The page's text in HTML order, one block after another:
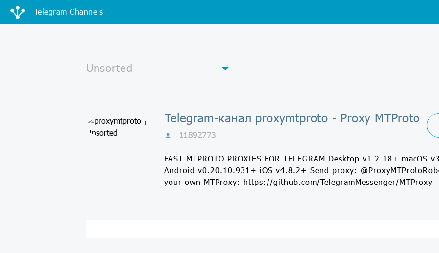
Telegram Channels
Telegram-канал proxymtproto - Proxy MTProto
11892773
FAST MTPROTO PROXIES FOR TELEGRAM Desktop v1.2.18+
Android v0.20.10.931+ iOS v4.8.2+ Send proxy:
your own MTProxy: https://github.com/TelegramMessenger/MTProxy